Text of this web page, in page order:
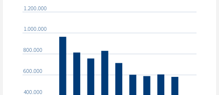
400.000
600.000
800.000
1.000.000
1.200.000